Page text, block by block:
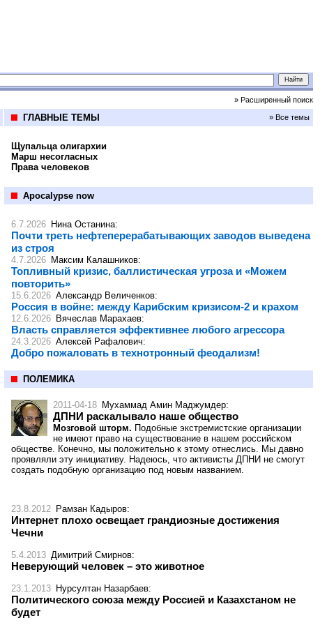
» Расширенный поиск
ГЛАВНЫЕ ТЕМЫ » Все темы
Щупальца олигархии
Марш несогласных
Права человеков
Apocalypse now
6.7.2026 Нина Останина:
Почти треть нефтеперерабатывающих заводов выведена
из строя
4.7.2026 Максим Калашников:
Топливный кризис, баллистическая угроза и «Можем
повторить»
15.6.2026 Александр Величенков:
Россия в войне: между Карибским кризисом-2 и крахом
12.6.2026 Вячеслав Марахаев:
Власть справляется эффективнее любого агрессора
24.3.2026 Алексей Рафалович:
Добро пожаловать в технотронный феодализм!
ПОЛЕМИКА
2011-04-18 Мухаммад Амин Маджумдер:
ДПНИ раскалывало наше общество
Мозговой шторм. Подобные экстремистские организации
не имеют право на существование в нашем российском
обществе. Конечно, мы положительно к этому отнеслись. Мы давно
проявляли эту инициативу. Надеюсь, что активисты ДПНИ не смогут
создать подобную организацию под новым названием.
23.8.2012 Рамзан Кадыров:
Интернет плохо освещает грандиозные достижения
Чечни
5.4.2013 Димитрий Смирнов:
Неверующий человек – это животное
23.1.2013 Нурсултан Назарбаев:
Политического союза между Россией и Казахстаном не
будет